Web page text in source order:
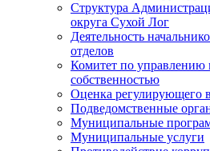
Структура
округа Сухой Лог
Деятельность
отделов
Комитет по управлению
собственностью
Оценка регулирующего
Подведомственные
Муниципальные
Муниципальные услуги